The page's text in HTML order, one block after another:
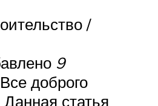
/
9
доброго
статья